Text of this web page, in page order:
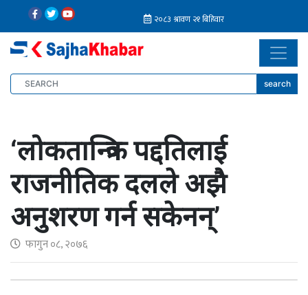
search
‘लोकतान्त्रिक पद्दतिलाई
राजनीतिक दलले अझै
अनुशरण गर्न सकेनन्’
फागुन ०८, २०७६